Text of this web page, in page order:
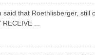
said that Roethlisberger,
...